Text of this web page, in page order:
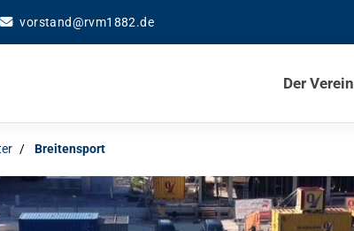
vorstand@rvm1882.de
Der Verein
Breitensport